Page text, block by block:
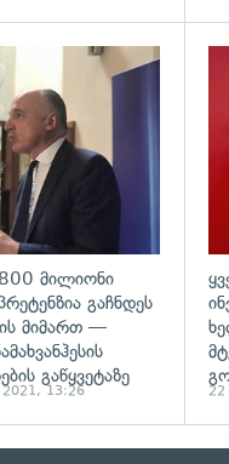
მილიონი
გაჩნდეს
მიმართ —
გაწყვეტაზე
2021, 13:26 22